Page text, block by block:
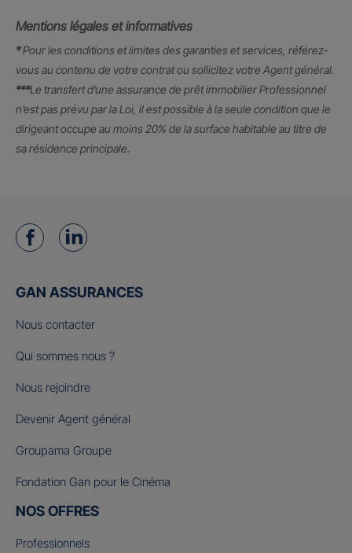
Mentions légales et informatives
*Pour les conditions et limites des garanties et services, référez-
vous au contenu de votre contrat ou sollicitez votre Agent général.
***Le transfert d’une assurance de prêt immobilier Professionnel
n’est pas prévu par la Loi, il est possible à la seule condition que le
dirigeant occupe au moins 20% de la surface habitable au titre de
sa résidence principale.
GAN ASSURANCES
Nous contacter
Qui sommes nous ?
Nous rejoindre
Devenir Agent général
Groupama Groupe
Fondation Gan pour le Cinéma
NOS OFFRES
Professionnels